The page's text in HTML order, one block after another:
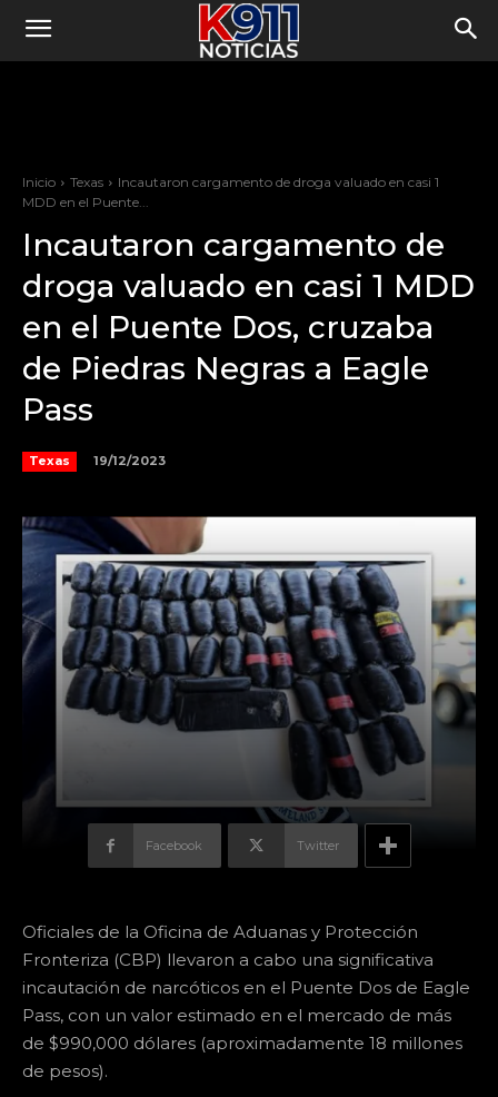
Inicio Texas
Incautaron cargamento de droga valuado en casi 1
MDD en el Puente...
Incautaron cargamento de
droga valuado en casi 1 MDD
en el Puente Dos, cruzaba
de Piedras Negras a Eagle
Pass
Texas 19/12/2023
Facebook Twitter
Oficiales de la Oficina de Aduanas y Protección
Fronteriza (CBP) llevaron a cabo una significativa
incautación de narcóticos en el Puente Dos de Eagle
Pass, con un valor estimado en el mercado de más
de $990,000 dólares (aproximadamente 18 millones
de pesos).